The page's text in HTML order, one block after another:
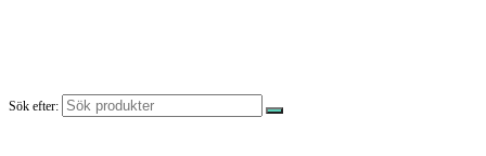
Sök efter: